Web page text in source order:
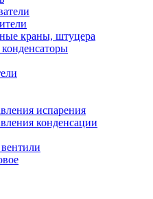
краны, штуцера
испарения
конденсации